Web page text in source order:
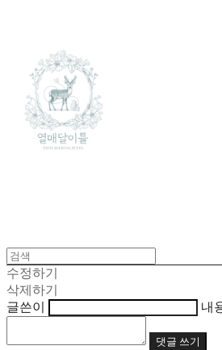
수정하기
삭제하기
글쓴이
내
댓글 쓰기